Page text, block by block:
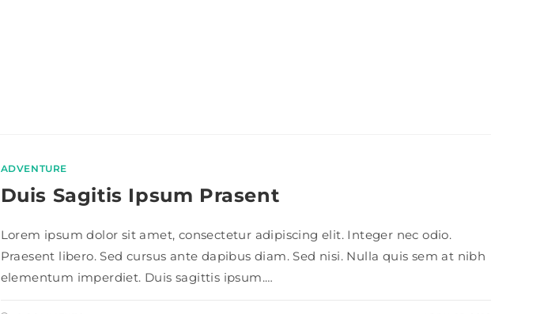
ADVENTURE
Duis Sagitis Ipsum Prasent
Lorem ipsum dolor sit amet, consectetur adipiscing elit. Integer nec odio.
Praesent libero. Sed cursus ante dapibus diam. Sed nisi. Nulla quis sem at nibh
elementum imperdiet. Duis sagittis ipsum.…